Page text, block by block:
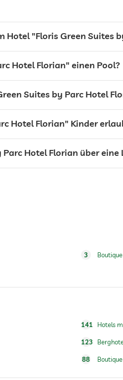
"Floris Green Suites
Hotel Florian" einen Pool?
Suites by Parc Hotel
Hotel Florian" Kinder
Hotel Florian über
3
141 Hotels
123
88